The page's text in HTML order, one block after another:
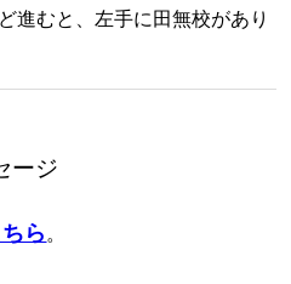
進むと、左手に田無校があり
ージ
ら 。